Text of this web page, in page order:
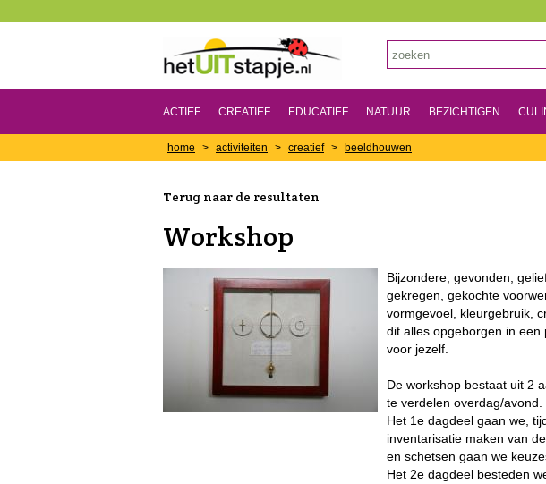
ACTIEF CREATIEF EDUCATIEF NATUUR BEZICHTIGEN
home > activiteiten > creatief > beeldhouwen
Terug naar de resultaten
Workshop
Bijzondere, gevonden,
gekregen, gekochte
vormgevoel, kleurgebruik,
dit alles opgeborgen in
voor jezelf.
De workshop bestaat uit 2
te verdelen overdag/avond.
Het 1e dagdeel gaan we,
inventarisatie maken van
en schetsen gaan we
Het 2e dagdeel besteden